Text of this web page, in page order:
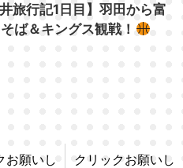
井旅行記1日目】羽田から富
ば＆キングス観戦！
お願いし
クリックお願いし